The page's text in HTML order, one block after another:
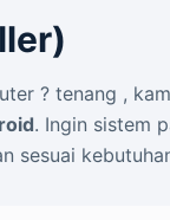
? tenang ,
. Ingin sistem
sesuai